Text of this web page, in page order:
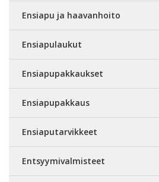
Ensiapu ja haavanhoito
Ensiapulaukut
Ensiapupakkaukset
Ensiapupakkaus
Ensiaputarvikkeet
Entsyymivalmisteet